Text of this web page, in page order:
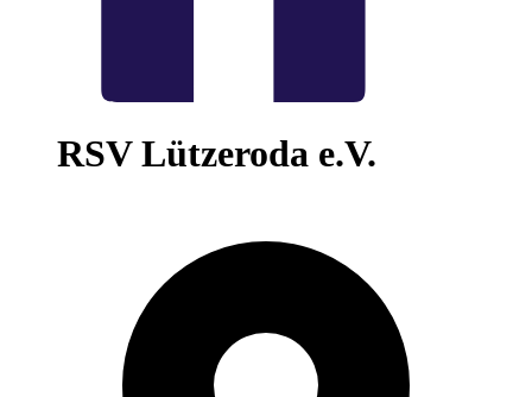
RSV Lützeroda e.V.